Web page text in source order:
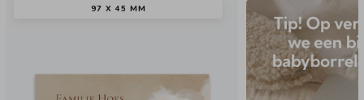
97 X 45 MM